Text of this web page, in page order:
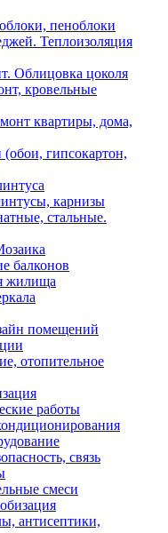
пеноблоки
Теплоизоляция
Облицовка цоколя
кровельные
квартиры, дома,
(обои, гипсокартон,
карнизы
стальные.
балконов
жилища
помещений
отопительное
работы
связь
смеси
антисептики,